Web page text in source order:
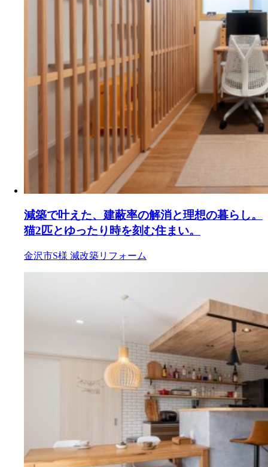
減築で叶えた、建蔽率の解消と理想の暮らし。
猫2匹とゆったり時を刻む住まい。
金沢市S様 減改築リフォーム